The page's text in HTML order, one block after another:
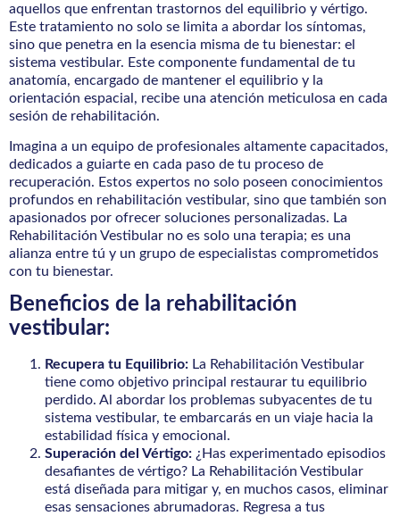
aquellos que enfrentan trastornos del equilibrio y vértigo.
Este tratamiento no solo se limita a abordar los síntomas,
sino que penetra en la esencia misma de tu bienestar: el
sistema vestibular. Este componente fundamental de tu
anatomía, encargado de mantener el equilibrio y la
orientación espacial, recibe una atención meticulosa en cada
sesión de rehabilitación.
Imagina a un equipo de profesionales altamente capacitados,
dedicados a guiarte en cada paso de tu proceso de
recuperación. Estos expertos no solo poseen conocimientos
profundos en rehabilitación vestibular, sino que también son
apasionados por ofrecer soluciones personalizadas. La
Rehabilitación Vestibular no es solo una terapia; es una
alianza entre tú y un grupo de especialistas comprometidos
con tu bienestar.
Beneficios de la rehabilitación
vestibular:
Recupera tu Equilibrio: La Rehabilitación Vestibular
tiene como objetivo principal restaurar tu equilibrio
perdido. Al abordar los problemas subyacentes de tu
sistema vestibular, te embarcarás en un viaje hacia la
estabilidad física y emocional.
Superación del Vértigo: ¿Has experimentado episodios
desafiantes de vértigo? La Rehabilitación Vestibular
está diseñada para mitigar y, en muchos casos, eliminar
esas sensaciones abrumadoras. Regresa a tus